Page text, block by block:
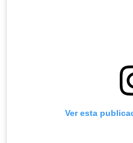
Ver esta